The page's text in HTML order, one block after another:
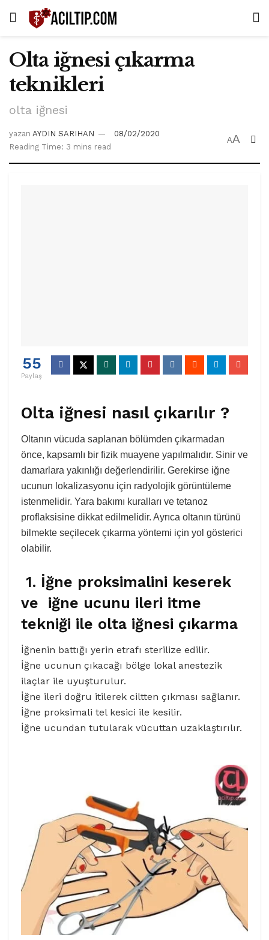
Olta iğnesi çıkarma
teknikleri
olta iğnesi
yazan AYDIN SARIHAN
08/02/2020
Reading Time: 3 mins read
AA
55
Paylaş
Olta iğnesi nasıl çıkarılır ?
Oltanın vücuda saplanan bölümden çıkarmadan
önce, kapsamlı bir fizik muayene yapılmalıdır. Sinir ve
damarlara yakınlığı değerlendirilir. Gerekirse iğne
ucunun lokalizasyonu için radyolojik görüntüleme
istenmelidir. Yara bakımı kuralları ve tetanoz
proflaksisine dikkat edilmelidir. Ayrıca oltanın türünü
bilmekte seçilecek çıkarma yöntemi için yol gösterici
olabilir.
1. İğne proksimalini keserek
ve iğne ucunu ileri itme
tekniği ile olta iğnesi çıkarma
İğnenin battığı yerin etrafı sterilize edilir.
İğne ucunun çıkacağı bölge lokal anestezik
ilaçlar ile uyuşturulur.
İğne ileri doğru itilerek ciltten çıkması sağlanır.
İğne proksimali tel kesici ile kesilir.
İğne ucundan tutularak vücuttan uzaklaştırılır.